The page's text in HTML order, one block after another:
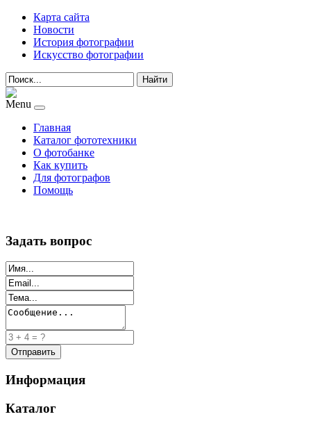
Карта сайта
Новости
История фотографии
Искусство фотографии
Найти
Menu
Главная
Каталог фототехники
О фотобанке
Как купить
Для фотографов
Помощь
Задать вопрос
Информация
Каталог